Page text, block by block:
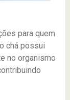
para quem
chá possui
no organismo